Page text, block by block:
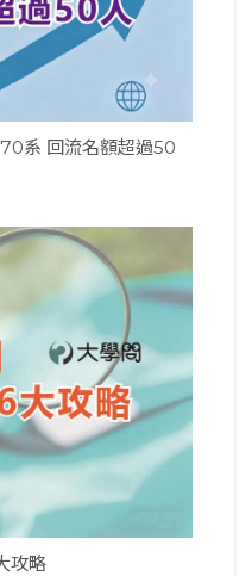
70系 回流名額超過50
攻略